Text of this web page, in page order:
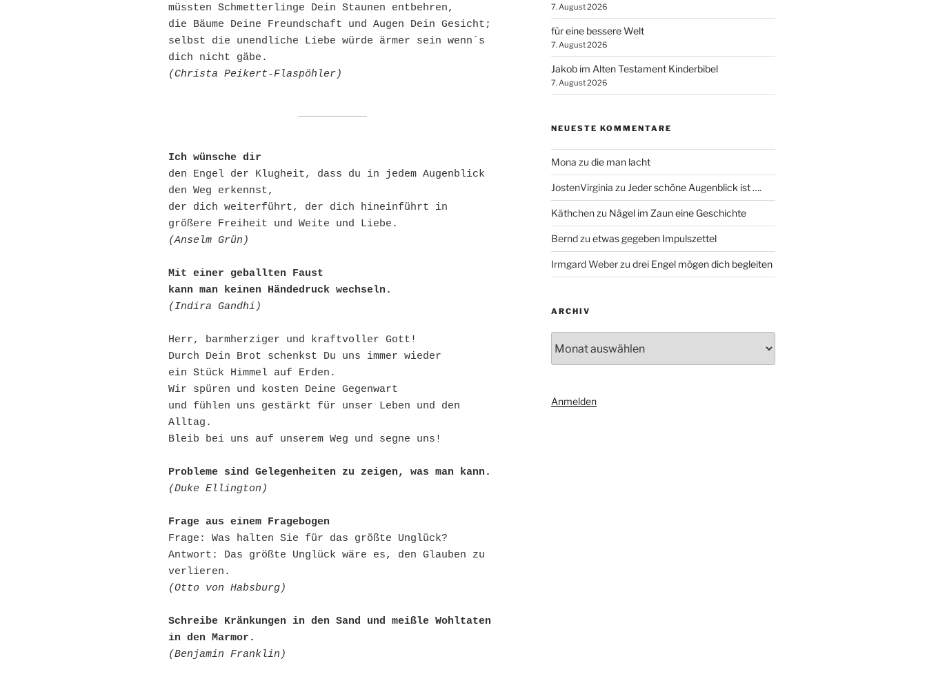
müssten Schmetterlinge Dein Staunen entbehren,
die Bäume Deine Freundschaft und Augen Dein Gesicht;
selbst die unendliche Liebe würde ärmer sein wenn´s
(Christa Peikert-Flaspöhler)
Ich wünsche dir
den Engel der Klugheit, dass du in jedem Augenblick
den Weg erkennst,
der dich weiterführt, der dich hineinführt in
(Anselm Grün)
Mit einer geballten Faust
kann man keinen Händedruck wechseln.
(Indira Gandhi)
Herr, barmherziger und kraftvoller Gott!
Durch Dein Brot schenkst Du uns immer wieder
ein Stück Himmel auf Erden.
Wir spüren und kosten Deine Gegenwart
und fühlen uns gestärkt für unser Leben und den
Alltag.
Bleib bei uns auf unserem Weg und segne uns!
Probleme sind Gelegenheiten zu zeigen, was man kann.
(Duke Ellington)
Frage aus einem Fragebogen
Frage: Was halten Sie für das größte Unglück?
Antwort: Das größte Unglück wäre es, den Glauben zu
(Otto von Habsburg)
Schreibe Kränkungen in den Sand und meißle Wohltaten
in den Marmor.
(Benjamin Franklin)
7. August 2026
für eine bessere Welt
7. August 2026
Jakob im Alten Testament Kinderbibel
7. August 2026
NEUESTE KOMMENTARE
Mona zu die man lacht
JostenVirginia zu Jeder schöne Augenblick ist ….
Käthchenzu Nägel im Zaun eine Geschichte
Berndzu etwas gegeben Impulszettel
Irmgard Weberzu drei Engel mögen dich begleiten
ARCHIV
Anmelden